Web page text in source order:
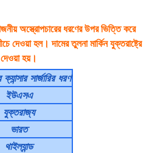
অস্ত্রোপচারের ধরণের উপর ভিত্তি করে
দেওয়া হল। দামের তুলনা মার্কিন যুক্তরাষ্ট্রে
দেওয়া হয়।
সার্জারির ধরণ
ইউএসএ
যুক্তরাজ্য
ভারত
থাইল্যান্ড